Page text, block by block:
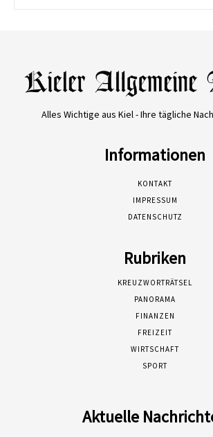
Alles Wichtige aus Kiel - Ihre tägliche
Informationen
KONTAKT
IMPRESSUM
DATENSCHUTZ
Rubriken
KREUZWORTRÄTSEL
PANORAMA
FINANZEN
FREIZEIT
WIRTSCHAFT
SPORT
Aktuelle